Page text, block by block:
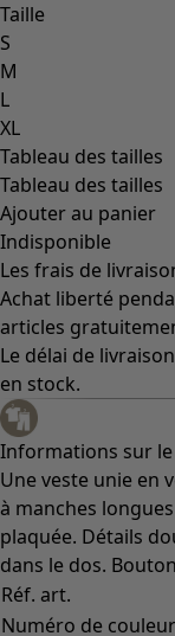
Taille
S
M
L
XL
Tableau des tailles
Tableau des tailles
Ajouter au panier
Indisponible
Les frais de
Achat liberté
articles
Le délai de
en stock.
Informations sur
Une veste unie en
à manches
plaquée. Détails
dans le dos.
Réf. art.
Numéro de couleur